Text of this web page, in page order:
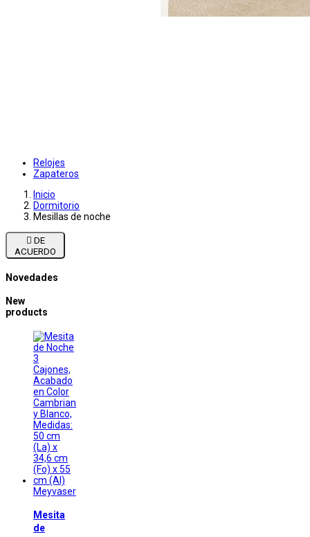
Relojes
Zapateros
Inicio
Dormitorio
Mesillas de noche

ACUERDO
Novedades
New
products
Meyvaser
Mesita
de